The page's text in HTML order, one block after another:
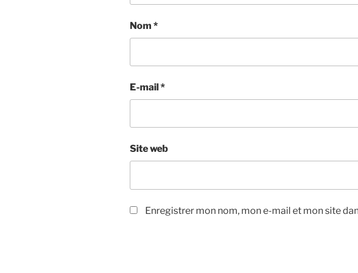
Nom *
E-mail*
Site web
Enregistrer mon nom, mon e-mail et mon site